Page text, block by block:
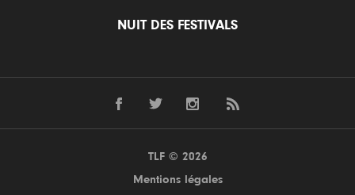
NUIT DES FESTIVALS
TLF © 2026
Mentions légales